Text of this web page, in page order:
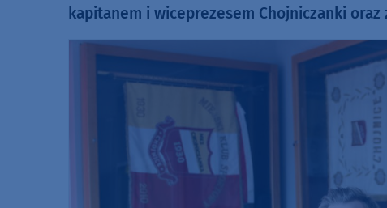
kapitanem i wiceprezesem Chojniczanki